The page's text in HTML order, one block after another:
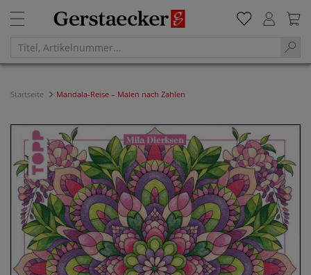
Startseite Mandala-Reise – Malen nach Zahlen